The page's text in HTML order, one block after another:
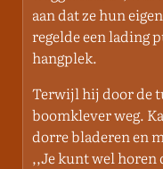
aan dat ze hun
regelde een lading
hangplek.
Terwijl hij door de
boomklever weg.
dorre bladeren en
,,Je kunt wel horen